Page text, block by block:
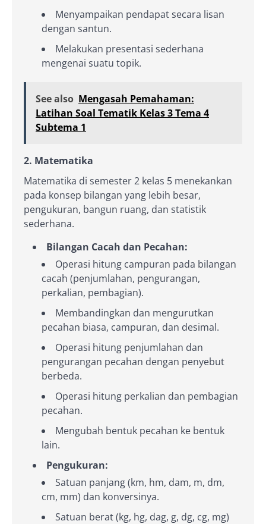
Menyampaikan pendapat secara lisan
dengan santun.
Melakukan presentasi sederhana
mengenai suatu topik.
See also Mengasah Pemahaman:
Latihan Soal Tematik Kelas 3 Tema 4
Subtema 1
2. Matematika
Matematika di semester 2 kelas 5 menekankan
pada konsep bilangan yang lebih besar,
pengukuran, bangun ruang, dan statistik
sederhana.
Bilangan Cacah dan Pecahan:
Operasi hitung campuran pada bilangan
cacah (penjumlahan, pengurangan,
perkalian, pembagian).
Membandingkan dan mengurutkan
pecahan biasa, campuran, dan desimal.
Operasi hitung penjumlahan dan
pengurangan pecahan dengan penyebut
berbeda.
Operasi hitung perkalian dan pembagian
pecahan.
Mengubah bentuk pecahan ke bentuk
lain.
Pengukuran:
Satuan panjang (km, hm, dam, m, dm,
cm, mm) dan konversinya.
Satuan berat (kg, hg, dag, g, dg, cg, mg)